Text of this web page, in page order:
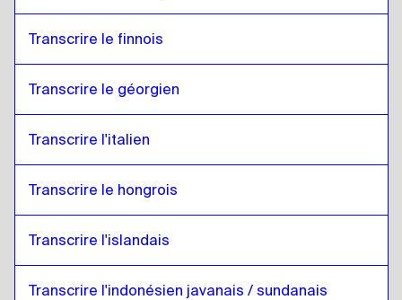
Transcrire le finnois
Transcrire le géorgien
Transcrire l'italien
Transcrire le hongrois
Transcrire l'islandais
Transcrire l'indonésien javanais / sundanais